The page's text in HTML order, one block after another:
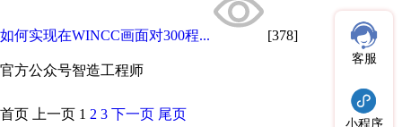
如何实现在WINCC画面对300程... [378]
官方公众号智造工程师
客服
小程序
首页 上一页 1 2 3 下一页 尾页